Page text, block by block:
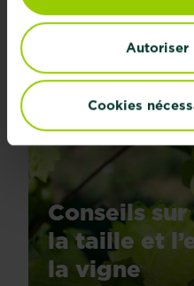
Autoriser
Cookies
CONSEILS
Découvrez tous les
Conseils
la taille et
la vigne